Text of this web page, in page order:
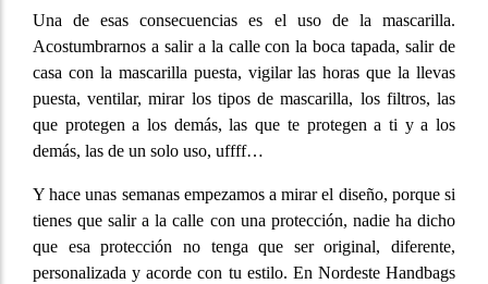
Una de esas consecuencias es el uso de la mascarilla.
Acostumbrarnos a salir a la calle con la boca tapada, salir de
casa con la mascarilla puesta, vigilar las horas que la llevas
puesta, ventilar, mirar los tipos de mascarilla, los filtros, las
que protegen a los demás, las que te protegen a ti y a los
demás, las de un solo uso, uffff…
Y hace unas semanas empezamos a mirar el diseño, porque si
tienes que salir a la calle con una protección, nadie ha dicho
que esa protección no tenga que ser original, diferente,
personalizada y acorde con tu estilo. En Nordeste Handbags